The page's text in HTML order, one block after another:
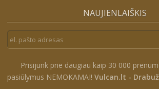
NAUJIENLAIŠKIS
Prisijunk prie daugiau kaip 30 000
pasiūlymus NEMOKAMAI! Vulcan.lt -